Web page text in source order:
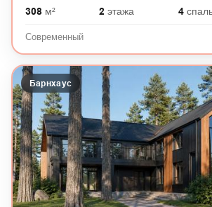
308 м² 2 этажа 4
Современный
Барнхаус